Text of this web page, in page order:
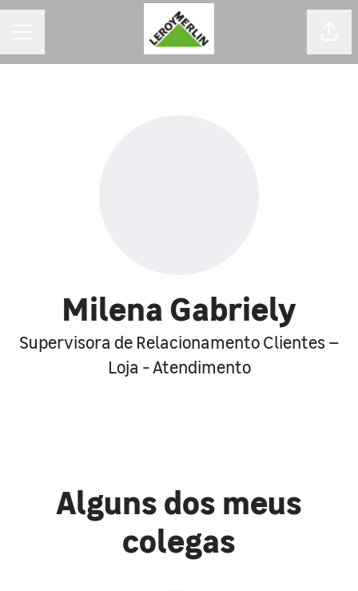
Milena Gabriely
Supervisora de Relacionamento Clientes –
Loja - Atendimento
Alguns dos meus
colegas